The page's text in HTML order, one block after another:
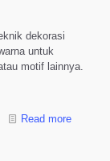
dekorasi
untuk
motif lainnya.
Read more